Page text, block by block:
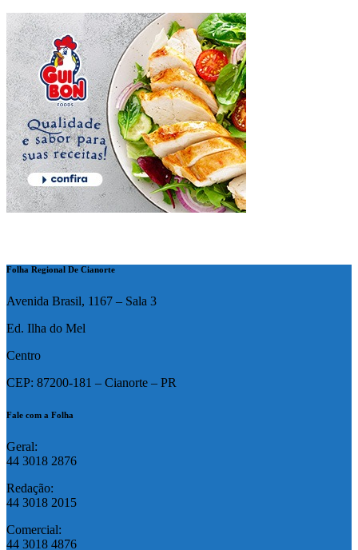
Folha Regional De Cianorte
Avenida Brasil, 1167 – Sala 3
Ed. Ilha do Mel
Centro
CEP: 87200-181 – Cianorte – PR
Fale com a Folha
Geral:
44 3018 2876
Redação:
44 3018 2015
Comercial:
44 3018 4876